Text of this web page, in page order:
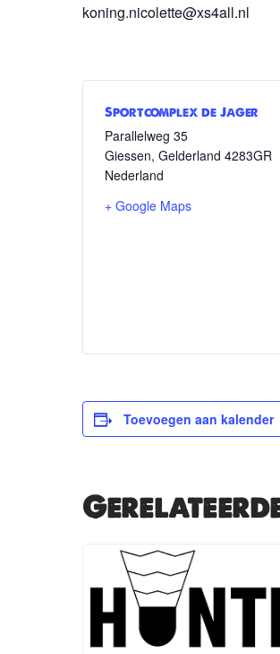
koning.nicolette@xs4all.nl
Sportcomplex de Jager
Parallelweg 35
Giessen, Gelderland 4283GR
Nederland
+ Google Maps
Toevoegen aan kalender